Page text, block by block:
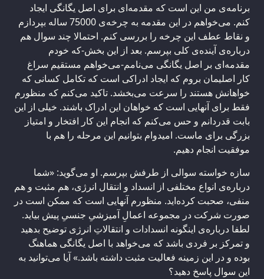
برنامه‌ی من این است که مقدمه‌ای برای اصل یگانگی ایجاد
کنم. می‌خواهم در این مقدمه به چرخه‌ی 75000 ساله بپردازم
و نقاط عطف این چرخه را بررسی کنم. احتمالا چند سوال هم
درباره‌ی آینده‌ی کلی بپرسم. بعد از این بخش-که خودم
مقدمه‌ای بر اصل یگانگی می‌نامم-می‌خواهم مستقیم سراغ
کار اصلیمان بروم که ایجاد ادراکی است که تکامل کسانی که
خواهانش هستند را سرعت می‌بخشد. تاکید می‌کنم که منظورم
فقط برای آنهایی است که خواهان این ادراک باشند. خیلی از این
بابت قدردانم و حس می‌کنم که انجام این کار افتخار و امتیاز
بزرگی برای ماست. امیدوام بتوانیم این مرحله را هم با
موفقیت انجام دهیم.
سازه خواسته سوالی از طرفش بپرسم. او می‌گوید: «شما
درباره‌ی انواع مختلفی از انسداد و انتقال انرژی، هم مثبت و هم
منفی، صحبت کرده‌اید. منظورم آنهایی است که ممکن است در
صورت شرکت در مجموعه‌ اعمالِ آمیزشیِ جنسیِ پیش بیاید.
لطفا درباره‌ی اینگونه انسدادات و انتقالاتِ انرژی توضیح بدهید
و تمرکز بر فردی باشد که می‌خواهد با اصل یگانگی هماهنگ
بوده و در این زمینه فعالیت مثبت داشته باشد.» آیا می‌توانید به
این سوال پاسخ دهید؟